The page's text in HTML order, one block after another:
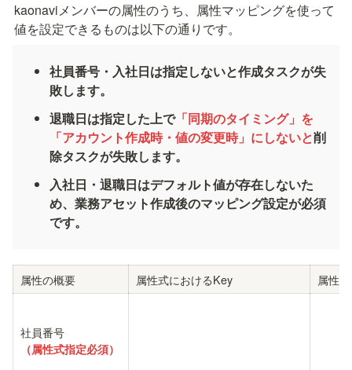
kaonaviメンバーの属性のうち、属性マッピングを使って
値を設定できるものは以下の通りです。
社員番号・入社日は指定しないと作成タスクが失
敗します。
退職日は指定した上で「同期のタイミング」を
「アカウント作成時・値の変更時」にしないと削
除タスクが失敗します。
入社日・退職日はデフォルト値が存在しないた
め、業務アセット作成後のマッピング設定が必須
です。
属性の概要 属性式におけるKey 属性
（属性式指定必須）